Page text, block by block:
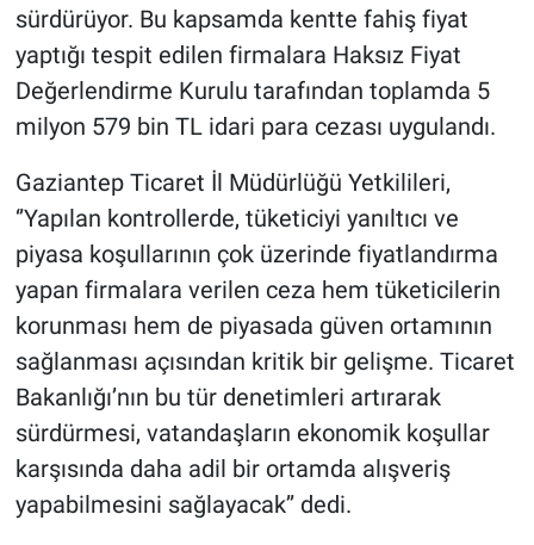
sürdürüyor. Bu kapsamda kentte fahiş fiyat
yaptığı tespit edilen firmalara Haksız Fiyat
Değerlendirme Kurulu tarafından toplamda 5
milyon 579 bin TL idari para cezası uygulandı.
Gaziantep Ticaret İl Müdürlüğü Yetkilileri,
‘’Yapılan kontrollerde, tüketiciyi yanıltıcı ve
piyasa koşullarının çok üzerinde fiyatlandırma
yapan firmalara verilen ceza hem tüketicilerin
korunması hem de piyasada güven ortamının
sağlanması açısından kritik bir gelişme. Ticaret
Bakanlığı’nın bu tür denetimleri artırarak
sürdürmesi, vatandaşların ekonomik koşullar
karşısında daha adil bir ortamda alışveriş
yapabilmesini sağlayacak’’ dedi.